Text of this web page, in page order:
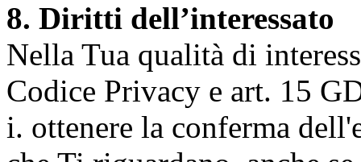
8. Diritti dell’interessato
Nella Tua qualità di
Codice Privacy e art. 15
i. ottenere la conferma